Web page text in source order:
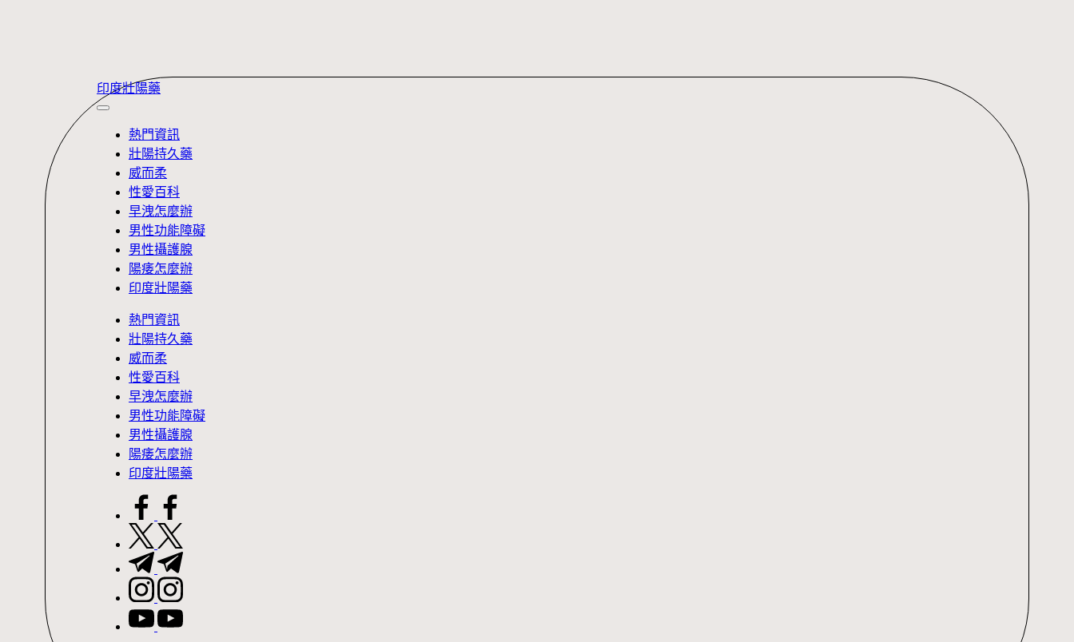
印度壯陽藥
熱門資訊
壯陽持久藥
威而柔
性愛百科
早洩怎麼辦
男性功能障礙
男性攝護腺
陽痿怎麼辦
印度壯陽藥
熱門資訊
壯陽持久藥
威而柔
性愛百科
早洩怎麼辦
男性功能障礙
男性攝護腺
陽痿怎麼辦
印度壯陽藥
facebook.com
twitter.com
t.me
instagram.com
youtube.com